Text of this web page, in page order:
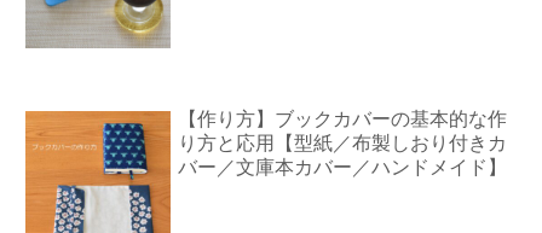
【作り方】ブックカバーの基本的な作
り方と応用【型紙／布製しおり付きカ
バー／文庫本カバー／ハンドメイド】